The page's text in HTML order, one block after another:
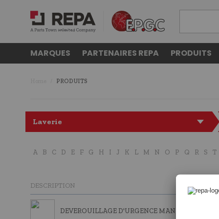
MARQUES PARTENAIRES REPA PRODUITS
PRODUITS
Laverie
A B C D E F G H I J K L M N O P Q R S T
DESCRIPTION
DEVEROUILLAGE D'URGENCE MANUEL